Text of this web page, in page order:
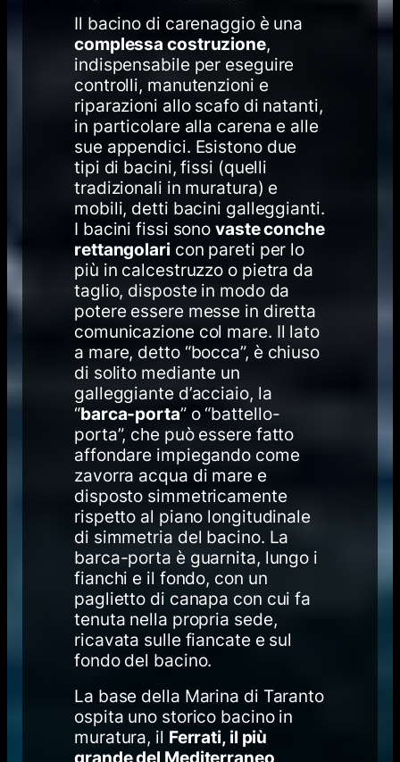
Il bacino di carenaggio è una
complessa costruzione,
indispensabile per eseguire
controlli, manutenzioni e
riparazioni allo scafo di natanti,
in particolare alla carena e alle
sue appendici. Esistono due
tipi di bacini, fissi (quelli
tradizionali in muratura) e
mobili, detti bacini galleggianti.
I bacini fissi sonovaste conche
rettangolari con pareti per lo
più in calcestruzzo o pietra da
taglio, disposte in modo da
potere essere messe in diretta
comunicazione col mare. Il lato
a mare, detto “bocca”, è chiuso
di solito mediante un
galleggiante d’acciaio, la
“barca-porta” o “battello-
porta”, che può essere fatto
affondare impiegando come
zavorra acqua di mare e
disposto simmetricamente
rispetto al piano longitudinale
di simmetria del bacino. La
barca-porta è guarnita, lungo i
fianchi e il fondo, con un
paglietto di canapa con cui fa
tenuta nella propria sede,
ricavata sulle fiancate e sul
fondo del bacino.
La base della Marina di Taranto
ospita uno storico bacino in
muratura, il Ferrati, il più